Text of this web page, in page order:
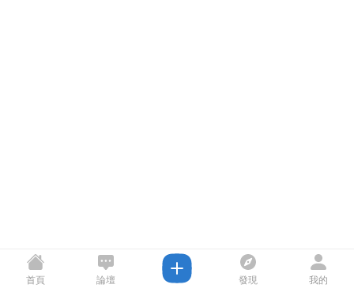
首頁 論壇 發現 我的